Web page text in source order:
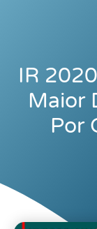
IR
Maior
Por